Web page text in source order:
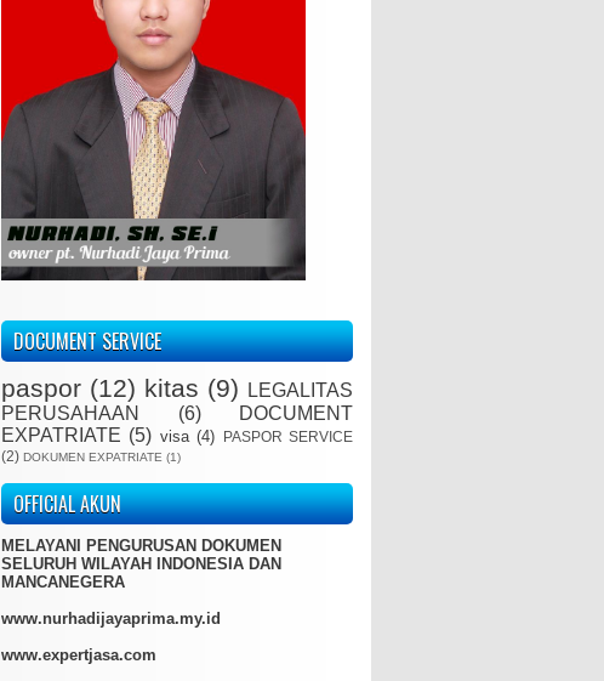
DOCUMENT SERVICE
paspor (12) kitas (9)
LEGALITAS
PERUSAHAAN
(6)
DOCUMENT
EXPATRIATE (5) visa (4)
PASPOR SERVICE
(2) DOKUMEN EXPATRIATE (1)
OFFICIAL AKUN
MELAYANI PENGURUSAN DOKUMEN
SELURUH WILAYAH INDONESIA DAN
MANCANEGERA
www.nurhadijayaprima.my.id
www.expertjasa.com